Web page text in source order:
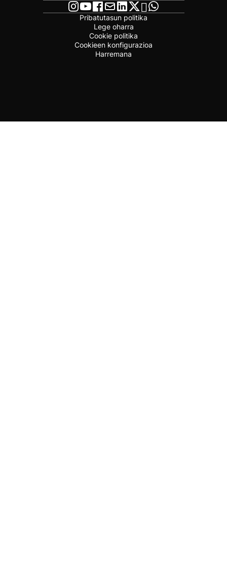
Pribatutasun politika
Lege oharra
Cookie politika
Cookieen konfigurazioa
Harremana